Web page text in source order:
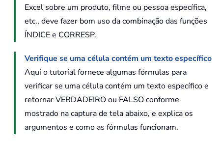
Excel sobre um produto, filme ou pessoa específica,
etc., deve fazer bom uso da combinação das funções
ÍNDICE e CORRESP.
Verifique se uma célula contém um texto específico
Aqui o tutorial fornece algumas fórmulas para
verificar se uma célula contém um texto específico e
retornar VERDADEIRO ou FALSO conforme
mostrado na captura de tela abaixo, e explica os
argumentos e como as fórmulas funcionam.